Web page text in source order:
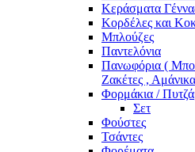
Κεράσματα
Κορδέλες και
Μπλούζες
Παντελόνια
Πανωφόρια (
Ζακέτες ,
Φορμάκια /
Σετ
Φούστες
Τσάντες